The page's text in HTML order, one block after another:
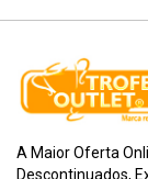
A Maior Oferta
Descontinuados,